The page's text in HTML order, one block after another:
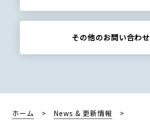
その他のお問い合わせ
ホーム
News & 更新情報